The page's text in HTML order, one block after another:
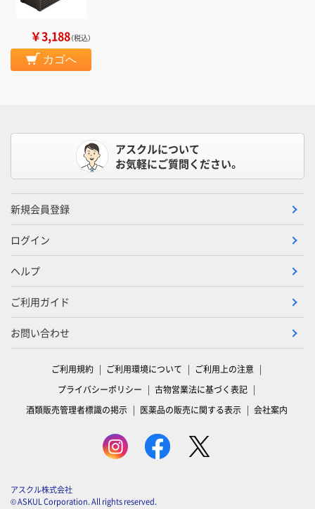
￥3,188（税込）
カゴへ
アスクルについて
お気軽にご質問ください。
新規会員登録
ログイン
ヘルプ
ご利用ガイド
お問い合わせ
ご利用規約 ご利用環境について
ご利用上の注意
プライバシーポリシー
古物営業法に基づく表記
酒類販売管理者標識の掲示
医薬品の販売に関する表示 会社案内
アスクル株式会社
© ASKUL Corporation. All rights reserved.